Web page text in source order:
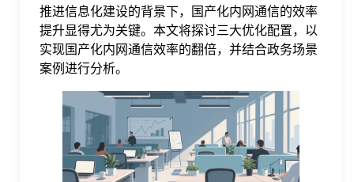
常
推进信息化建设的背景下，国产化内网通信的效率
提升显得尤为关键。本文将探讨三大优化配置，以
实现国产化内网通信效率的翻倍，并结合政务场景
案例进行分析。